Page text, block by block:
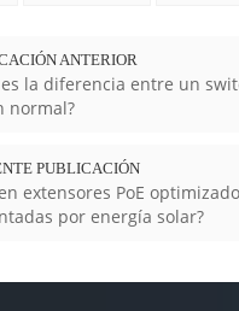
ANTERIOR
es la diferencia entre un
normal?
PUBLICACIÓN
extensores PoE
por energía solar?